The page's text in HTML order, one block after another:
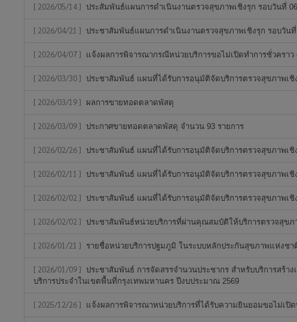
[ 2026/05/14 ] ประสัมพันธ์แผนการดำเนินงานตรวจสุขภาพเชิงรุก รอบวันที่
[ 2026/04/21 ] ประชาสัมพันธ์แผนการดำเนินงานตรวจสุขภาพเชิงรุก รอบวันที่
[ 2026/04/07 ] แจ้งผลการพิจารณากรณีหน่วยบริการขอไม่เปิดทำการชั่วครา
[ 2026/03/30 ] ประชาสัมพันธ์ แผนที่ได้รับการอนุมัติจัดบริการตรวจสุขภาพเ
[ 2026/03/19 ] ผลการขายทอดตลาดพัสดุ
[ 2026/03/09 ] ประกาศขายทอดตลาดพัสดุ จำนวน 93 รายการ
[ 2026/02/26 ] ประชาสัมพันธ์ แผนที่ได้รับการอนุมัติจัดบริการตรวจสุขภาพเ
[ 2026/02/11 ] ประชาสัมพันธ์ แผนที่ได้รับการอนุมัติจัดบริการตรวจสุขภาพเ
[ 2026/02/02 ] ประชาสัมพันธ์ แผนที่ได้รับการอนุมัติจัดบริการตรวจสุขภาพเ
[ 2026/02/02 ] ประชาสัมพันธ์หน่วยบริการที่ผ่านคุณสมบัติให้บริการตรวจสุข
[ 2026/01/21 ] รายชื่อหน่วยบริการปฐมภูมิ ในระบบหลักประกันสุขภาพแห่งช
[ 2026/01/09 ] ประชาสัมพันธ์ การจัดสรรจำนวนประชากร สำหรับบริการสร้
บริการประจำในเขตพื้นที่กรุงเทพมหานคร ปีงบประมาณ 2569
[ 2025/12/26 ] แจ้งผลการพิจารณาหน่วยบริการที่ได้รับความยินยอมขอไม่เปิด